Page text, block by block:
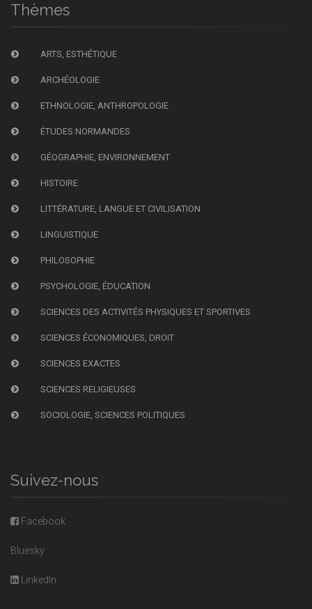
Thèmes
ARTS, ESTHÉTIQUE
ARCHÉOLOGIE
ETHNOLOGIE, ANTHROPOLOGIE
ÉTUDES NORMANDES
GÉOGRAPHIE, ENVIRONNEMENT
HISTOIRE
LITTÉRATURE, LANGUE ET CIVILISATION
LINGUISTIQUE
PHILOSOPHIE
PSYCHOLOGIE, ÉDUCATION
SCIENCES DES ACTIVITÉS PHYSIQUES ET SPORTIVES
SCIENCES ÉCONOMIQUES, DROIT
SCIENCES EXACTES
SCIENCES RELIGIEUSES
SOCIOLOGIE, SCIENCES POLITIQUES
Suivez-nous
Facebook
Bluesky
LinkedIn